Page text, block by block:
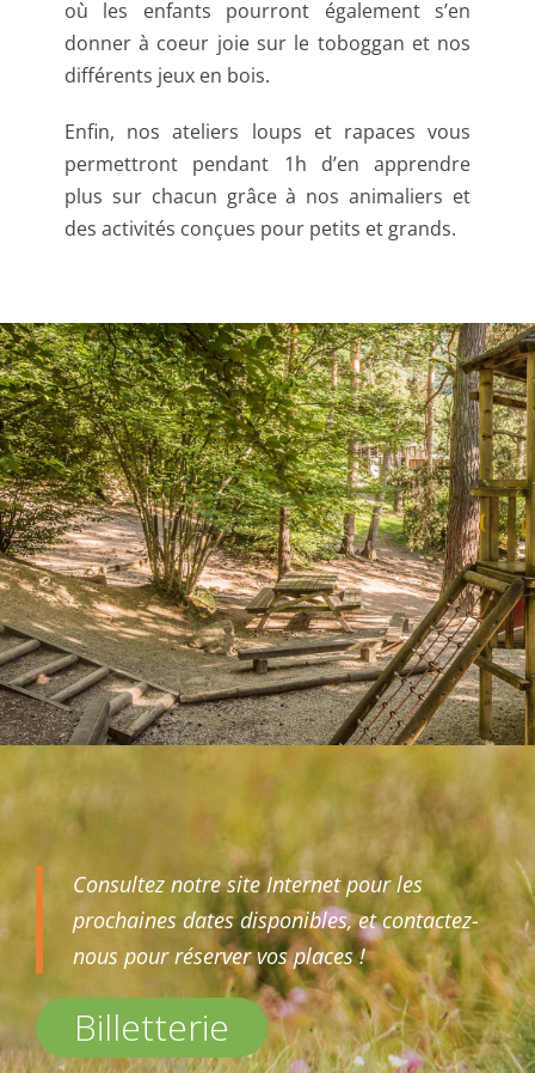
où les enfants pourront également s’en
donner à coeur joie sur le toboggan et nos
différents jeux en bois.
Enfin, nos ateliers loups et rapaces vous
permettront pendant 1h d’en apprendre
plus sur chacun grâce à nos animaliers et
des activités conçues pour petits et grands.
Consultez notre site Internet pour les
prochaines dates disponibles, et contactez-
nous pour réserver vos places !
Billetterie